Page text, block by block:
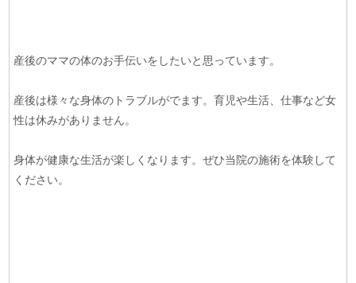
産後のママの体のお手伝いをしたいと思っています。
産後は様々な身体のトラブルがでます。育児や生活、仕事など女
性は休みがありません。
身体が健康な生活が楽しくなります。ぜひ当院の施術を体験して
ください。